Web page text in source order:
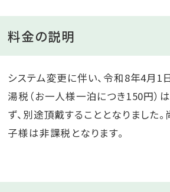
料金の説明
システム変更に伴い、令和8年4月1
湯税（お一人様一泊につき150円）
ず、別途頂戴することとなりました
子様は非課税となります。